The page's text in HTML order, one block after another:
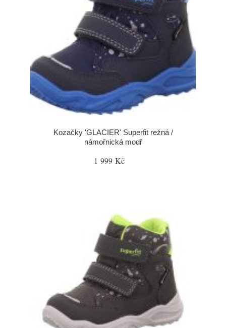
Kozačky 'GLACIER' Superfit režná /
námořnická modř
1 999 Kč